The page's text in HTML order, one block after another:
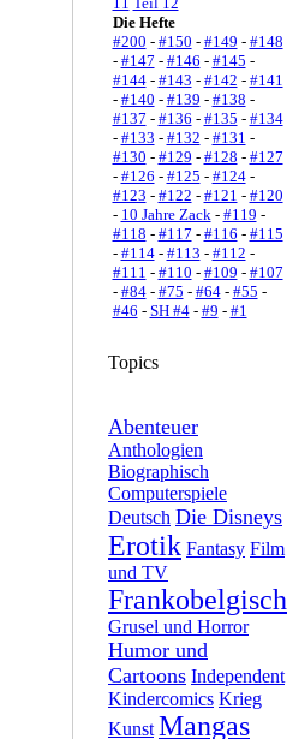
Die Hefte
#200 - #150 - #149 - #148
- #147 - #146 - #145 -
#144- #143 - #142 - #141
- #140 - #139 - #138 -
#137 - #136 - #135 - #134
- #133 - #132 - #131 -
#130 - #129 - #128 - #127
- #126 - #125 - #124-
#123 - #122 - #121 - #120
- 10 Jahre Zack- #119 -
#118 - #117 - #116 - #115
- #114- #113 - #112 -
#111 - #110 - #109 - #107
- #84- #75 - #64- #55 -
#46 - SH #4- #9 - #1
Topics
Abenteuer
Anthologien
Biographisch
Computerspiele
Deutsch Die Disneys
Erotik Fantasy Film
und TV
Frankobelgisch
Grusel und Horror
Humor und
Cartoons Independent
Kindercomics Krieg
Kunst Mangas